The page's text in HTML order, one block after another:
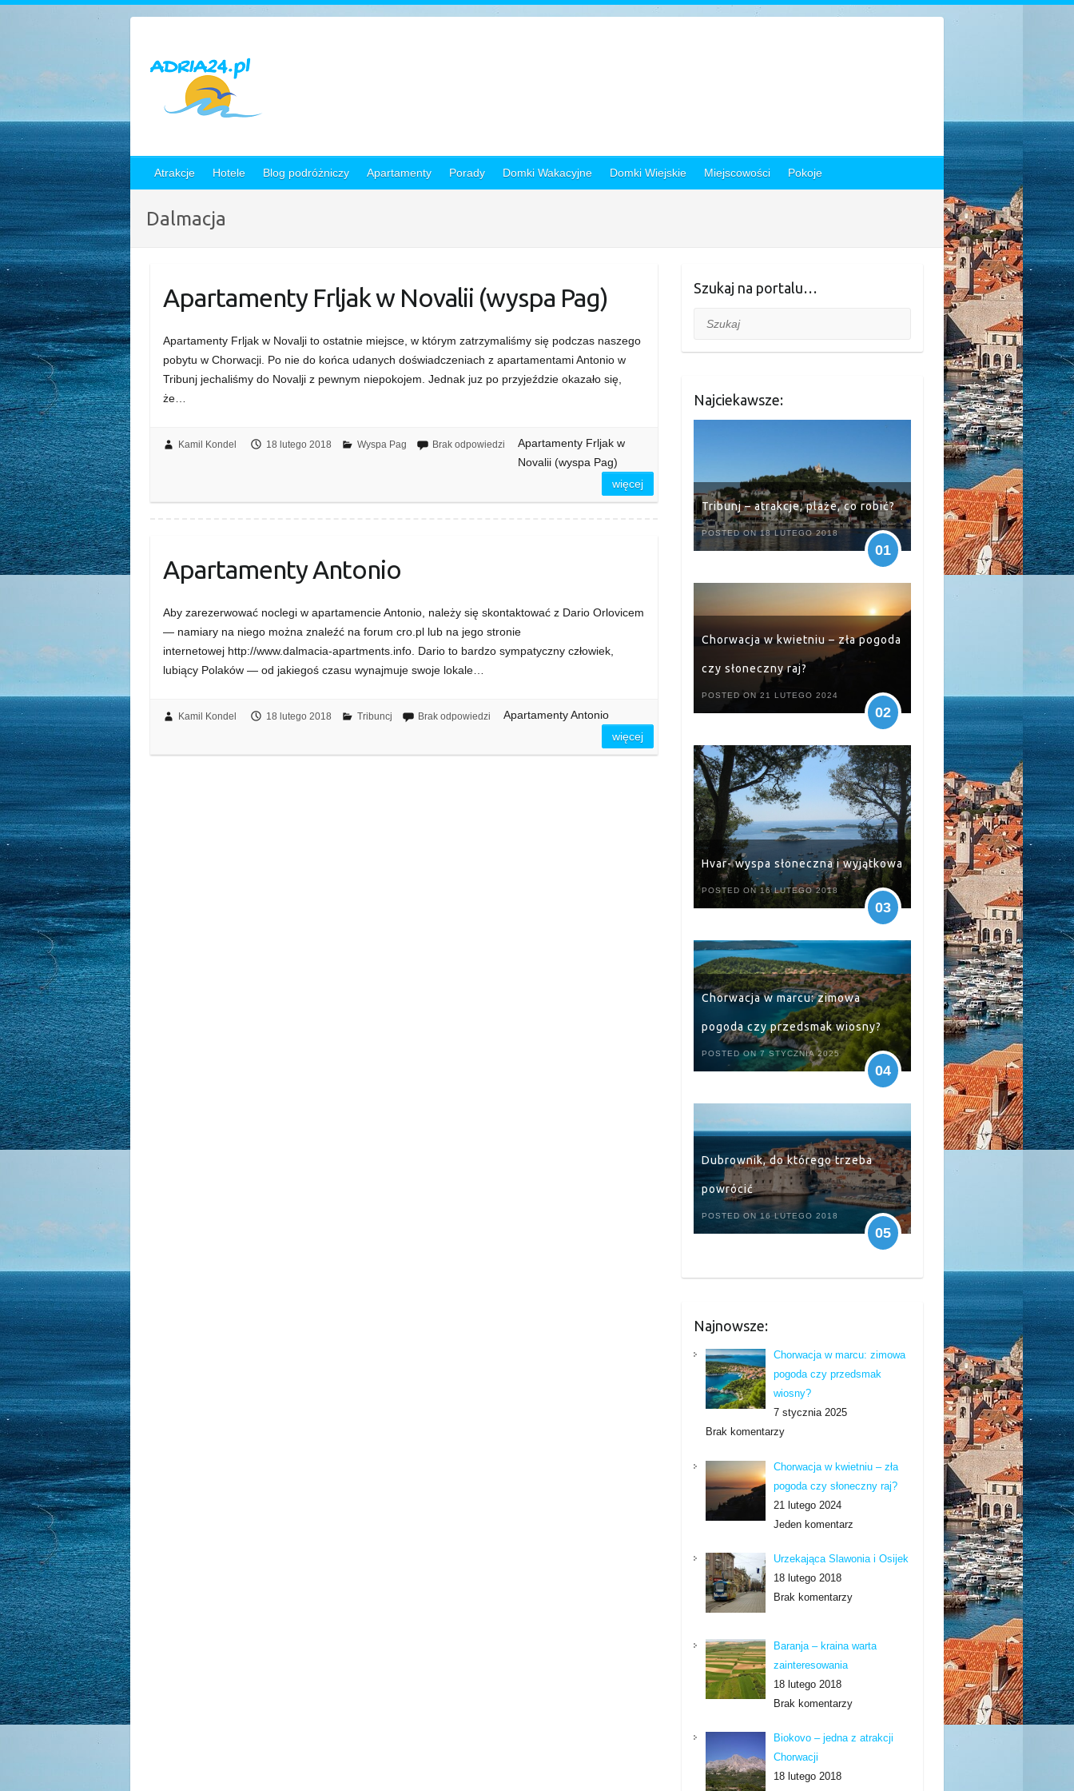
Atrakcje Hotele Blog podróżniczy Apartamenty Porady Domki Wakacyjne Domki Wiejskie Miejscowości Pokoje
Dalmacja
Apartamenty Frljak w Novalii (wyspa Pag)
Apartamenty Frljak w Novalji to ostatnie miejsce, w którym zatrzymaliśmy się podczas naszego
pobytu w Chorwacji. Po nie do końca udanych doświadczeniach z apartamentami Antonio w
Tribunj jechaliśmy do Novalji z pewnym niepokojem. Jednak juz po przyjeździe okazało się,
że…
Kamil Kondel 18 lutego 2018 Wyspa Pag Brak odpowiedzi
Apartamenty Frljak w
Novalii (wyspa Pag)
więcej
Apartamenty Antonio
Aby zarezerwować noclegi w apartamencie Antonio, należy się skontaktować z Dario Orlovicem
— namiary na niego można znaleźć na forum cro.pl lub na jego stronie
internetowej http://www.dalmacia-apartments.info. Dario to bardzo sympatyczny człowiek,
lubiący Polaków — od jakiegoś czasu wynajmuje swoje lokale…
Kamil Kondel 18 lutego 2018 Tribuncj Brak odpowiedzi
Apartamenty Antonio
więcej
Szukaj na portalu…
Szukaj
Najciekawsze:
Tribunj – atrakcje, plaże, co robić?
POSTED ON 18 LUTEGO 2018
01
Chorwacja w kwietniu – zła pogoda
czy słoneczny raj?
POSTED ON 21 LUTEGO 2024
02
Hvar- wyspa słoneczna i wyjątkowa
POSTED ON 16 LUTEGO 2018
03
Chorwacja w marcu: zimowa
pogoda czy przedsmak wiosny?
POSTED ON 7 STYCZNIA 2025
04
Dubrownik, do którego trzeba
powrócić
POSTED ON 16 LUTEGO 2018
05
Najnowsze:
Chorwacja w marcu: zimowa
pogoda czy przedsmak
wiosny?
7 stycznia 2025
Brak komentarzy
Chorwacja w kwietniu – zła
pogoda czy słoneczny raj?
21 lutego 2024
Jeden komentarz
Urzekająca Slawonia i Osijek
18 lutego 2018
Brak komentarzy
Baranja – kraina warta
zainteresowania
18 lutego 2018
Brak komentarzy
Biokovo – jedna z atrakcji
Chorwacji
18 lutego 2018